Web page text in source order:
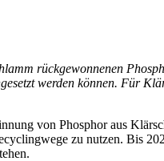
rückgewonnenen
werden können. Für
von Phosphor aus
zu nutzen. Bis